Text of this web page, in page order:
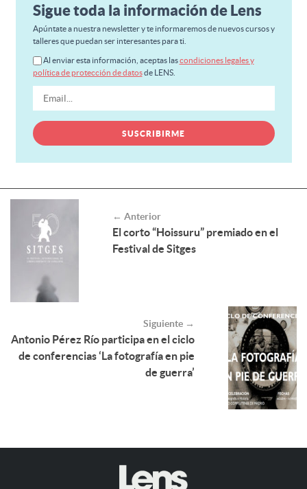
Sigue toda la información de Lens
Apúntate a nuestra newsletter y te informaremos de nuevos cursos y
talleres que puedan ser interesantes para ti.
Al enviar esta información, aceptas lascondiciones legales y
política de protección de datosde LENS.
← Anterior
El corto “Hoissuru” premiado en el
Festival de Sitges
Siguiente →
Antonio Pérez Río participa en el ciclo
de conferencias ‘La fotografía en pie
de guerra’